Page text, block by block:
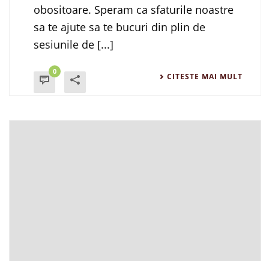
obositoare. Speram ca sfaturile noastre
sa te ajute sa te bucuri din plin de
sesiunile de [...]
0
CITESTE MAI MULT